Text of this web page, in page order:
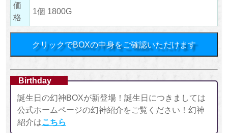
価
格
1個 1800G
クリックでBOXの中身をご確認いただけます
Birthday
誕生日の幻神BOXが新登場！誕生日につきましては
公式ホームページの幻神紹介をご覧ください！幻神
紹介はこちら